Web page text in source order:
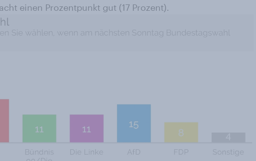
einen Prozentpunkt gut (17 Prozent).